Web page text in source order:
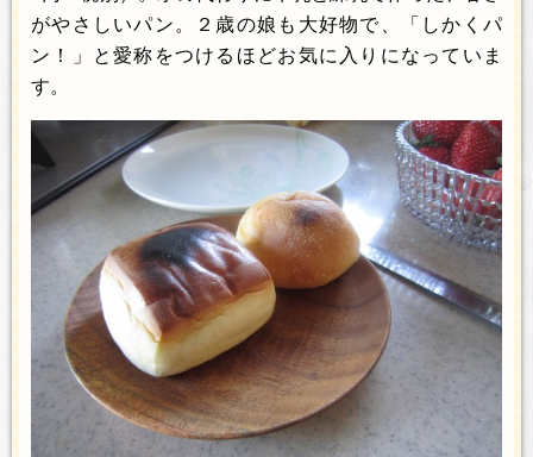
がやさしいパン。２歳の娘も大好物で、「しかくパ
ン！」と愛称をつけるほどお気に入りになっていま
す。